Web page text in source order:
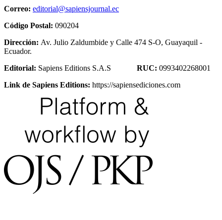
Correo: editorial@sapiensjournal.ec
Código Postal: 090204
Dirección: Av. Julio Zaldumbide y Calle 474 S-O, Guayaquil -
Ecuador.
Editorial: Sapiens Editions S.A.S RUC: 0993402268001
Link de Sapiens Editions: https://sapiensediciones.com